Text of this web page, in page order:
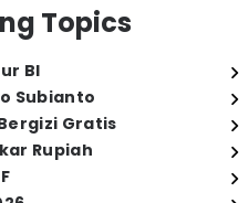
Topics
BI
Subianto
Gratis
Rupiah